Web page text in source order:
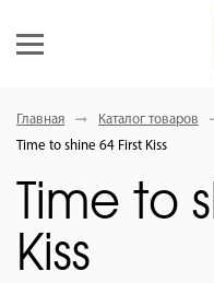
Главная Каталог товаров
Time to shine 64 First Kiss
Time to
Kiss